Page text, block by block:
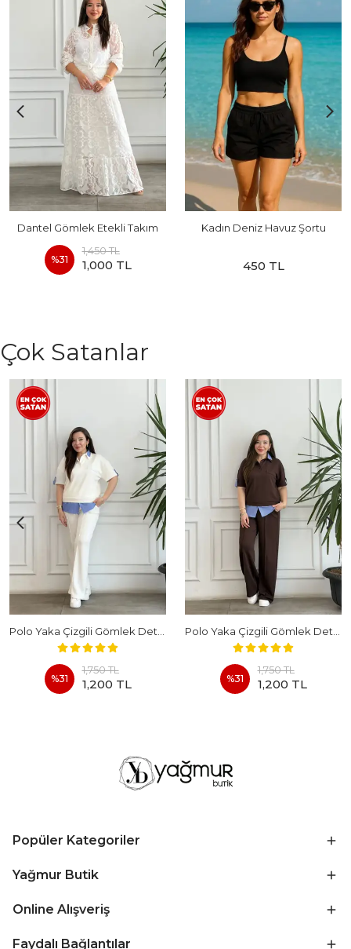
Dantel Gömlek Etekli Takım
%31
1,450 TL
1,000 TL
Kadın Deniz Havuz Şortu
450 TL
Çok Satanlar
%31
1,750 TL
1,200 TL %31
1,750 TL
1,200 TL
Popüler Kategoriler
Yağmur Butik
Online Alışveriş
Faydalı Bağlantılar